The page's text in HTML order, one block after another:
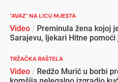
"AVAZ" NA LICU MJESTA
Video / Preminula žena kojoj
Sarajevu, ljekari Hitne
TRŽAČKA RAŠTELA
Video / Redžo Murić u borbi